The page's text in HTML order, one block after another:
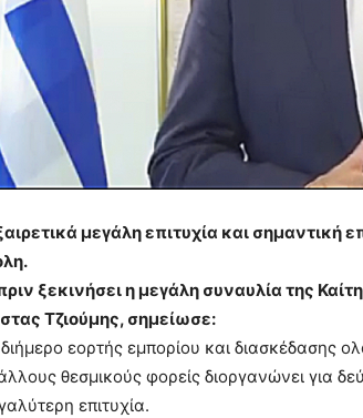
μεγάλη επιτυχία και
ξεκινήσει η μεγάλη συναυλία της
Τζιούμης, σημείωσε:
εορτής εμπορίου και διασκέδασης
θεσμικούς φορείς διοργανώνει για
επιτυχία.